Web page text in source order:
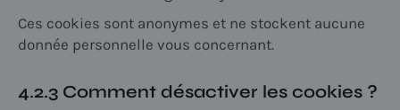
Ces cookies sont anonymes et ne stockent aucune
donnée personnelle vous concernant.
4.2.3 Comment désactiver les cookies ?